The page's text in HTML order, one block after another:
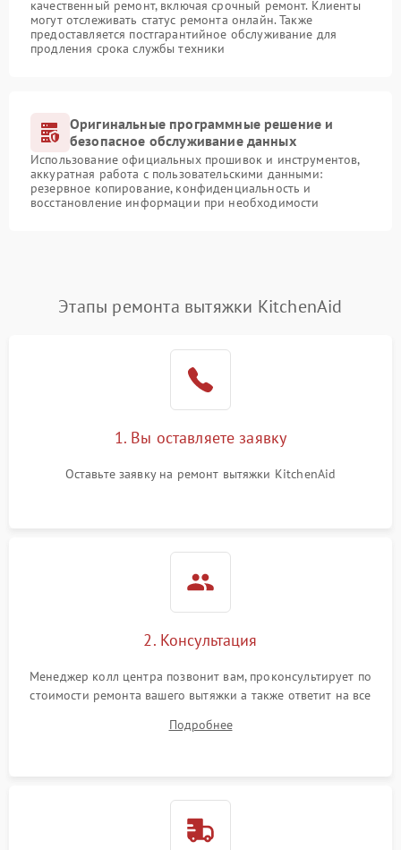
качественный ремонт, включая срочный ремонт. Клиенты
могут отслеживать статус ремонта онлайн. Также
предоставляется постгарантийное обслуживание для
продления срока службы техники
Оригинальные программные решение и
безопасное обслуживание данных
Использование официальных прошивок и инструментов,
аккуратная работа с пользовательскими данными:
резервное копирование, конфиденциальность и
восстановление информации при необходимости
Этапы ремонта вытяжки KitchenAid
1. Вы оставляете заявку
Оставьте заявку на ремонт вытяжки KitchenAid
2. Консультация
Менеджер колл центра позвонит вам, проконсультирует по
стоимости ремонта вашего вытяжки а также ответит на все
Подробнее